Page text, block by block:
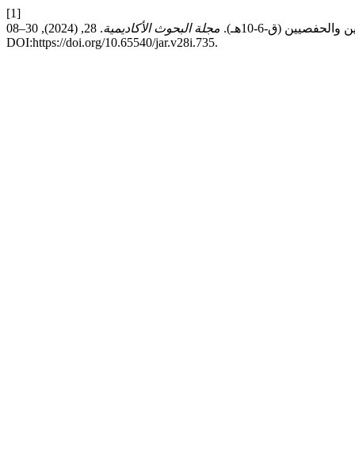
[1]
مجلة البحوث الأكاديمية
. 28, (2024), 30–08.
DOI:https://doi.org/10.65540/jar.v28i.735.